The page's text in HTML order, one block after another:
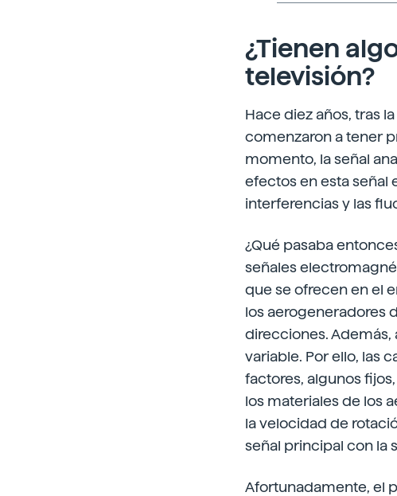
¿Tienen
televisión?
Hace diez años, tras
comenzaron a tener
momento, la señal
efectos en esta señal
interferencias y las
¿Qué pasaba
señales
que se ofrecen en el
los aerogeneradores
direcciones. Además,
variable. Por ello, las
factores, algunos
los materiales de los
la velocidad de
señal principal con la
Afortunadamente, el